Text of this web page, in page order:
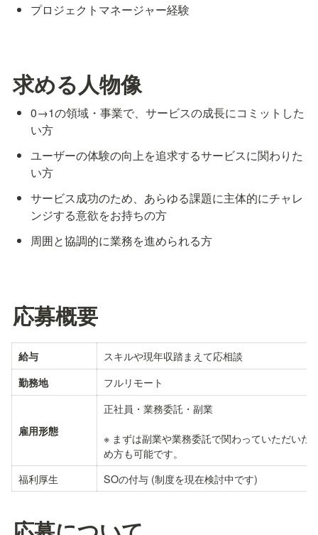
プロジェクトマネージャー経験
求める人物像
0→1の領域・事業で、サービスの成長にコミットした
い方
ユーザーの体験の向上を追求するサービスに関わりた
い方
サービス成功のため、あらゆる課題に主体的にチャレ
ンジする意欲をお持ちの方
周囲と協調的に業務を進められる方
応募概要
給与 スキルや現年収踏まえて応相談
勤務地 フルリモート
雇用形態
正社員・業務委託・副業
※ まずは副業や業務委託で関わっていただい
め方も可能です。
福利厚生
SOの付与 (制度を現在検討中です)